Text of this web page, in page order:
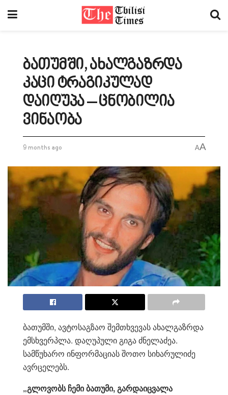
ბათუმში, ახალგაზრდა
კაცი ტრაგიკულად
დაიღუპა – ცნობილია
ვინაობა
9 months ago AA
ბათუმში, ავტოსაგზაო შემთხვევას ახალგაზრდა
ემსხვერპლა. დაღუპული გიგა ძნელაძეა.
სამწუხარო ინფორმაციას შოთო სიხარულიძე
ავრცელებს.
„გლოვობს ჩემი ბათუმი, გარდაიცვალა